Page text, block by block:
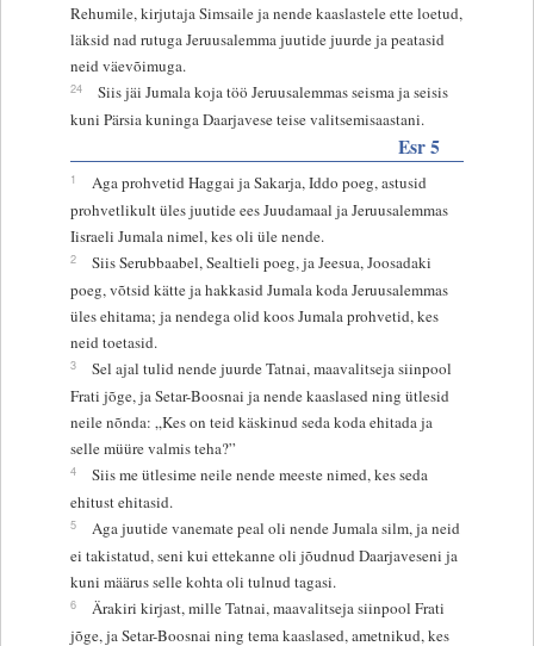
Rehumile, kirjutaja Simsaile ja nende kaaslastele ette loetud,
läksid nad rutuga Jeruusalemma juutide juurde ja peatasid
neid väevõimuga.
24
Siis jäi Jumala koja töö Jeruusalemmas seisma ja seisis
kuni Pärsia kuninga Daarjavese teise valitsemisaastani.
Esr 5
1
Aga prohvetid Haggai ja Sakarja, Iddo poeg, astusid
prohvetlikult üles juutide ees Juudamaal ja Jeruusalemmas
Iisraeli Jumala nimel, kes oli üle nende.
2
Siis Serubbaabel, Sealtieli poeg, ja Jeesua, Joosadaki
poeg, võtsid kätte ja hakkasid Jumala koda Jeruusalemmas
üles ehitama; ja nendega olid koos Jumala prohvetid, kes
neid toetasid.
3
Sel ajal tulid nende juurde Tatnai, maavalitseja siinpool
Frati jõge, ja Setar-Boosnai ja nende kaaslased ning ütlesid
neile nõnda: „Kes on teid käskinud seda koda ehitada ja
selle müüre valmis teha?”
4
Siis me ütlesime neile nende meeste nimed, kes seda
ehitust ehitasid.
5
Aga juutide vanemate peal oli nende Jumala silm, ja neid
ei takistatud, seni kui ettekanne oli jõudnud Daarjaveseni ja
kuni määrus selle kohta oli tulnud tagasi.
6
Ärakiri kirjast, mille Tatnai, maavalitseja siinpool Frati
jõge, ja Setar-Boosnai ning tema kaaslased, ametnikud, kes